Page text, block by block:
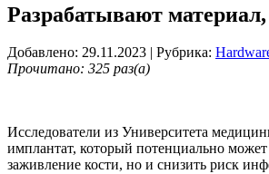
Разрабатывают
Добавлено: 29.11.2023 | Рубрика:
Прочитано: 325 раз(а)
Исследователи из Университета
имплантат, который потенциально
заживление кости, но и снизить риск